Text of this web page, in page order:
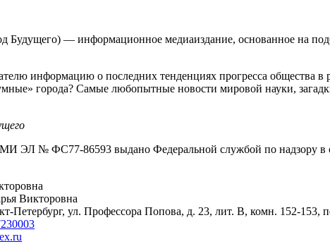
Будущего) — информационное медиаиздание, основанное на
информацию о последних тенденциях прогресса общества
города? Самые любопытные новости мировой науки,
ЭЛ № ФС77-86593 выдано Федеральной службой по надзору
Викторовна
Петербург, ул. Профессора Попова, д. 23, лит. В, комн. 152-